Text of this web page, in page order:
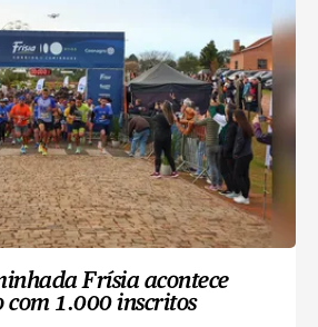
Frísia acontece
com 1.000 inscritos